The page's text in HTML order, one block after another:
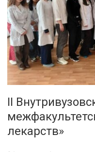
II
лекарств»